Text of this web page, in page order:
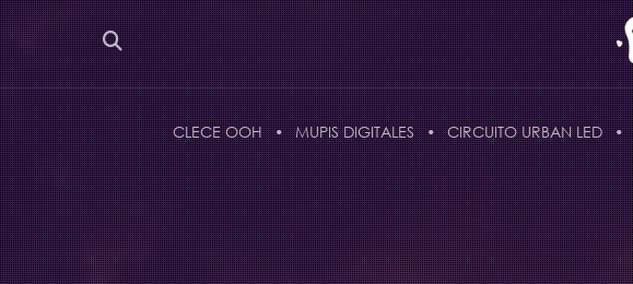
CLECE OOH MUPIS DIGITALES CIRCUITO URBAN LED